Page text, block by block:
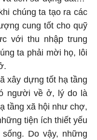
chúng ta tạo ra các
cung tốt cho quỹ
với thu nhập trung
ta phải mời họ, lôi
xây dựng tốt hạ tầng
người về ở, lý do là
tầng xã hội như chợ,
tiện ích thiết yếu
Do vậy, những